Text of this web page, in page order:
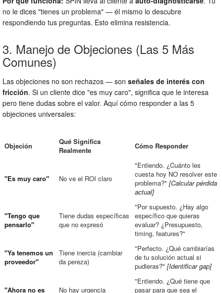
no le dices "tienes un problema" — él mismo lo descubre
respondiendo tus preguntas. Esto elimina resistencia.
3. Manejo de Objeciones (Las 5 Más
Comunes)
Las objeciones no son rechazos — son señales de interés con
fricción. Si un cliente dice "es muy caro", significa que le interesa
pero tiene dudas sobre el valor. Aquí cómo responder a las 5
objeciones universales:
Objeción
Qué Significa
Realmente
Cómo Responder
"Es muy caro" No ve el ROI claro
"Entiendo. ¿Cuánto les
cuesta hoy NO resolver este
problema?" [Calcular pérdida
actual]
"Tengo que
pensarlo"
Tiene dudas específicas
que no expresó
"Por supuesto. ¿Hay algo
específico que quieras
evaluar? ¿Presupuesto,
timing, features?"
"Ya tenemos un
proveedor"
Tiene inercia (cambiar
da pereza)
"Perfecto. ¿Qué cambiarías
de tu solución actual si
pudieras?" [Identificar gap]
"Ahora no es No hay urgencia
"Entiendo. ¿Qué tiene que
pasar para que sea el